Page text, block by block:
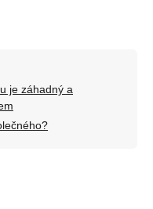
je záhadný a